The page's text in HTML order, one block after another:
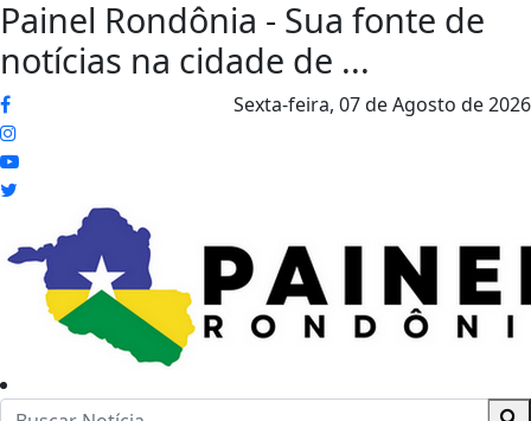
Painel Rondônia - Sua fonte de
notícias na cidade de ...
Sexta-feira, 07 de Agosto de 2026